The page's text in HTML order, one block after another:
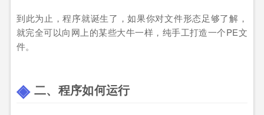
到此为止，程序就诞生了，如果你对文件形态足够了解，
就完全可以向网上的某些大牛一样，纯手工打造一个PE文
件。
二、程序如何运行